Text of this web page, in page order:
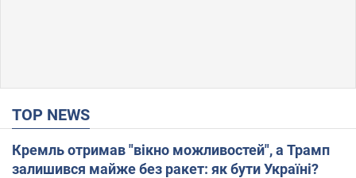
TOP NEWS
Кремль отримав "вікно можливостей", а Трамп
залишився майже без ракет: як бути Україні?